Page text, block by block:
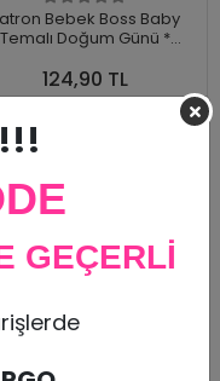
Bebek Boss Baby
Temalı Doğum Günü *
124,90 TL
GEÇERLİ